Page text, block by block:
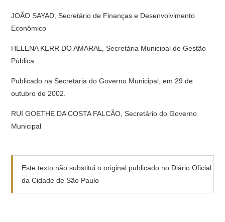
JOÃO SAYAD, Secretário de Finanças e Desenvolvimento
Econômico
HELENA KERR DO AMARAL, Secretária Municipal de Gestão
Pública
Publicado na Secretaria do Governo Municipal, em 29 de
outubro de 2002.
RUI GOETHE DA COSTA FALCÃO, Secretário do Governo
Municipal
Este texto não substitui o original publicado no Diário Oficial
da Cidade de São Paulo